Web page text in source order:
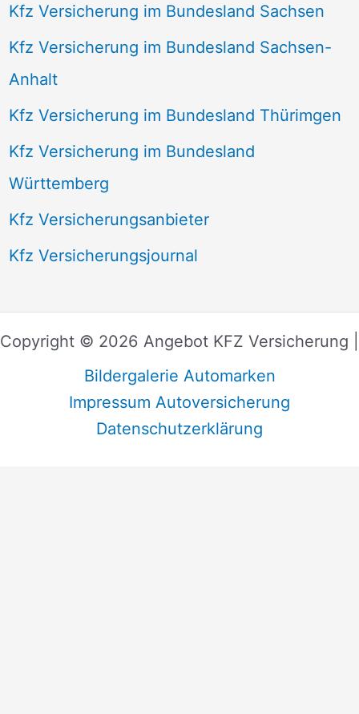
Kfz Versicherung im Bundesland Sachsen
Kfz Versicherung im Bundesland Sachsen-
Anhalt
Kfz Versicherung im Bundesland Thürimgen
Kfz Versicherung im Bundesland
Württemberg
Kfz Versicherungsanbieter
Kfz Versicherungsjournal
Copyright © 2026 Angebot KFZ Versicherung |
Bildergalerie Automarken
Impressum Autoversicherung
Datenschutzerklärung